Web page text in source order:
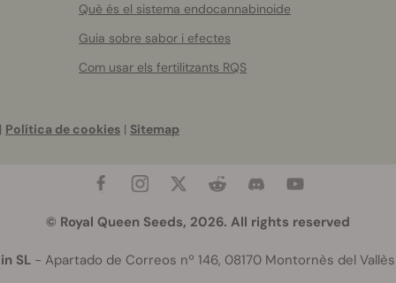
Què és el sistema endocannabinoide
Guia sobre sabor i efectes
Com usar els fertilitzants RQS
| Política de cookies | Sitemap
© Royal Queen Seeds, 2026. All rights reserved
SL - Apartado de Correos nº 146, 08170 Montornès del